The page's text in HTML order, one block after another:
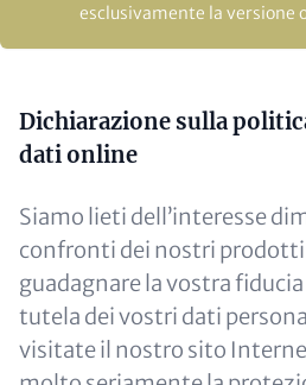
esclusivamente la versione
Paragraphs
Content
Dichiarazione sulla
dati online
Siamo lieti dell’interesse
confronti dei nostri
guadagnare la vostra
tutela dei vostri dati
visitate il nostro sito